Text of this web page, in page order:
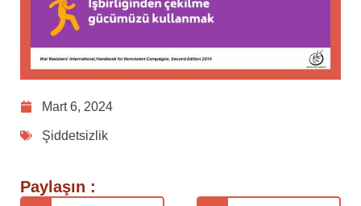
Mart 6, 2024
Şiddetsizlik
Paylaşın :